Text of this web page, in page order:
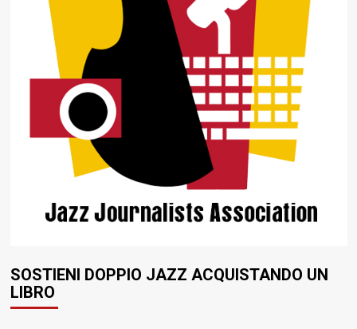
SOSTIENI DOPPIO JAZZ ACQUISTANDO UN
LIBRO